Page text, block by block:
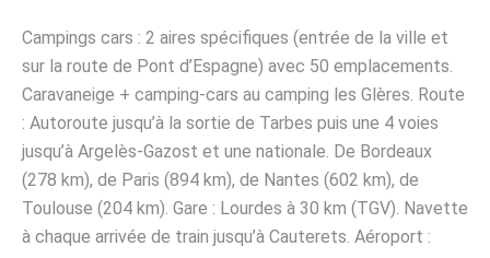
Campings cars : 2 aires spécifiques (entrée de la ville et
sur la route de Pont d’Espagne) avec 50 emplacements.
Caravaneige + camping-cars au camping les Glères. Route
: Autoroute jusqu’à la sortie de Tarbes puis une 4 voies
jusqu’à Argelès-Gazost et une nationale. De Bordeaux
(278 km), de Paris (894 km), de Nantes (602 km), de
Toulouse (204 km). Gare : Lourdes à 30 km (TGV). Navette
à chaque arrivée de train jusqu’à Cauterets. Aéroport :